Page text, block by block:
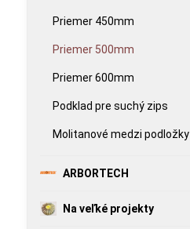
Priemer 450mm
Priemer 500mm
Priemer 600mm
Podklad pre suchý zips
Molitanové medzi podložky
ARBORTECH
Na veľké projekty